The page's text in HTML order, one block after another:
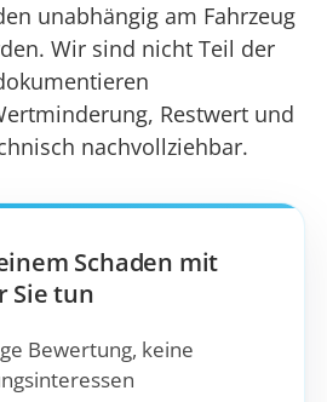
unabhängig am Fahrzeug
Wir sind nicht Teil der
Restwert und
nachvollziehbar.
Schaden mit
Sie tun
Bewertung, keine